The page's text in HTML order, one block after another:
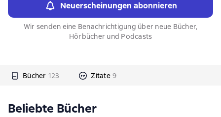
Neuerscheinungen abonnieren
Wir senden eine Benachrichtigung über neue Bücher,
Hörbücher und Podcasts
Bücher 123 Zitate 9
Beliebte Bücher